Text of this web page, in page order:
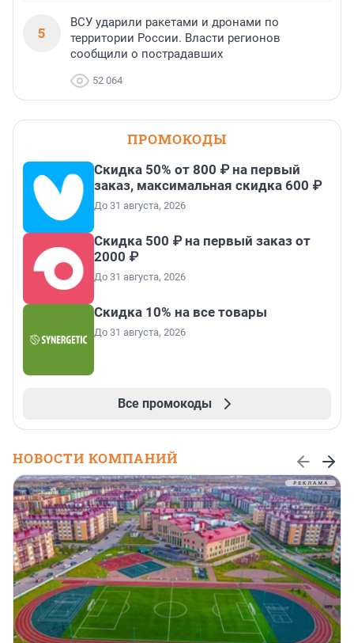
5
ВСУ ударили ракетами и дронами по
территории России. Власти регионов
сообщили о пострадавших
52 064
ПРОМОКОДЫ
Скидка 50% от 800 ₽ на первый
заказ, максимальная скидка 600 ₽
До 31 августа, 2026
Скидка 500 ₽ на первый заказ от
2000 ₽
До 31 августа, 2026
Скидка 10% на все товары
До 31 августа, 2026
Все промокоды
НОВОСТИ КОМПАНИЙ